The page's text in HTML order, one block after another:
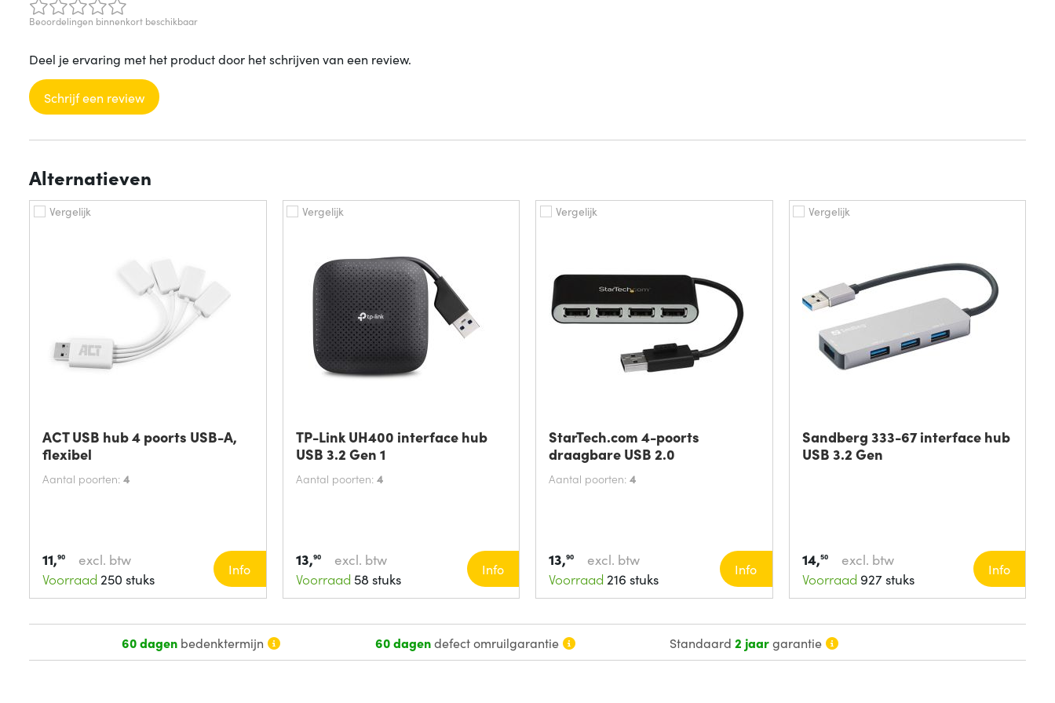
Beoordelingen binnenkort beschikbaar
Deel je ervaring met het product door het schrijven van een review.
Schrijf een review
Alternatieven
Vergelijk
ACT USB hub 4 poorts USB-A,
flexibel
Aantal poorten: 4
11,90
excl. btw
Voorraad 250 stuks
Info
Vergelijk
TP-Link UH400 interface hub
USB 3.2 Gen 1
Aantal poorten: 4
13,90
excl. btw
Voorraad 58 stuks
Info
Vergelijk
StarTech.com 4-poorts
draagbare USB 2.0
Aantal poorten: 4
13,90
excl. btw
Voorraad 216 stuks
Info
Vergelijk
Sandberg 333-67 interface hub
USB 3.2 Gen
14,50
excl. btw
Voorraad 927 stuks
Info
60 dagenbedenktermijn 60 dagendefect omruilgarantie Standaard2 jaargarantie